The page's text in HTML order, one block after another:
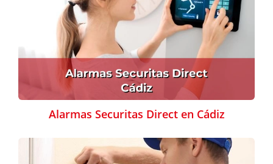
Alarmas Securitas Direct en Cádiz